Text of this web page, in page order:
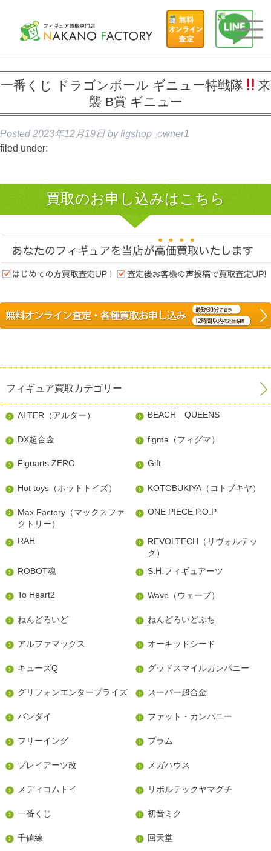
一番くじ ドラゴンボール ギニュー特戦隊
来
襲 B賞 ギニュー
Posted 2023年12月19日 by figshop_owner1
filed under:
買取のお申し込みはこちら
フィギュア買取カテゴリー
ALTER（アルター） BEACH QUEENS
DX超合金 figma（フィグマ）
Figuarts ZERO Gift
Hot toys（ホットトイズ） KOTOBUKIYA（コトブキヤ）
Max Factory（マックスファ
クトリー）
ONE PIECE P.O.P
RAH
REVOLTECH（リヴォルテッ
ク）
ROBOT魂
S.H.フィギュアーツ
To Heart2 Wave（ウェーブ）
ねんどろいど ねんどろいどぷち
アルファマックス オーキッドシード
キューズQ グッドスマイルカンパニー
グリフォンエンタープライズ スーパー超合金
バンダイ ファット・カンパニー
フリーイング プラム
プレイアーツ改 メガハウス
メディコムトイ リボルテックヤマグチ
一番くじ 初音ミク
千値練 回天堂